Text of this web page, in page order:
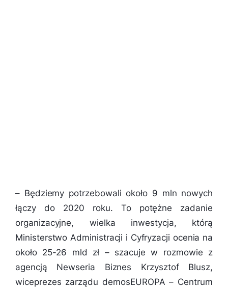
– Będziemy potrzebowali około 9 mln nowych
łączy do 2020 roku. To potężne zadanie
organizacyjne, wielka inwestycja, którą
Ministerstwo Administracji i Cyfryzacji ocenia na
około 25-26 mld zł – szacuje w rozmowie z
agencją Newseria Biznes Krzysztof Blusz,
wiceprezes zarządu demosEUROPA – Centrum